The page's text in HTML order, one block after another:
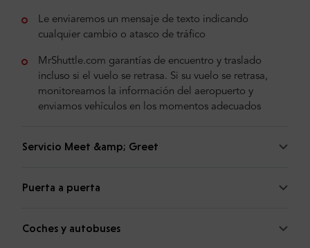
Le enviaremos un mensaje de texto indicando
cualquier cambio o atasco de tráfico
MrShuttle.com garantías de encuentro y traslado
incluso si el vuelo se retrasa. Si su vuelo se retrasa,
monitoreamos la información del aeropuerto y
enviamos vehículos en los momentos adecuados
Servicio Meet &amp; Greet
Puerta a puerta
Coches y autobuses